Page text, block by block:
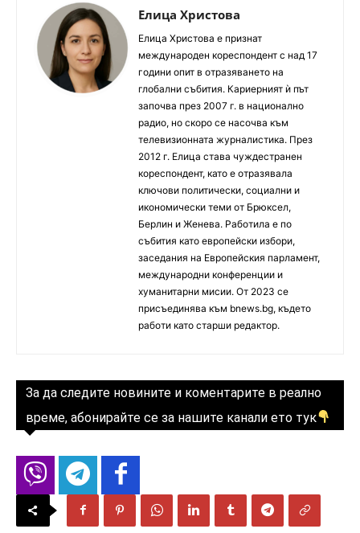
Елица Христова
Елица Христова е признат
международен кореспондент с над 17
години опит в отразяването на
глобални събития. Кариерният ѝ път
започва през 2007 г. в национално
радио, но скоро се насочва към
телевизионната журналистика. През
2012 г. Елица става чуждестранен
кореспондент, като е отразявала
ключови политически, социални и
икономически теми от Брюксел,
Берлин и Женева. Работила е по
събития като европейски избори,
заседания на Европейския парламент,
международни конференции и
хуманитарни мисии. От 2023 се
присъединява към bnews.bg, където
работи като старши редактор.
За да следите новините и коментарите в реално
време, абонирайте се за нашите канали ето тук